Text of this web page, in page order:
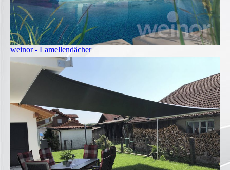
weinor - Lamellendächer